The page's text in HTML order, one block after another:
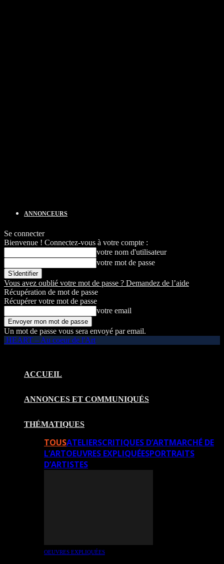
ANNONCEURS
Se connecter
Bienvenue ! Connectez-vous à votre compte :
votre nom d'utilisateur
votre mot de passe
Vous avez oublié votre mot de passe ? Demandez de l’aide
Récupération de mot de passe
Récupérer votre mot de passe
votre email
Un mot de passe vous sera envoyé par email.
HEART – Au coeur de l'Art
ACCUEIL
ANNONCES ET COMMUNIQUÉS
THÉMATIQUES
TOUSATELIERSCRITIQUES D’ARTMARCHÉ DE
L’ARTOEUVRES EXPLIQUÉESPORTRAITS
D’ARTISTES
OEUVRES EXPLIQUÉES